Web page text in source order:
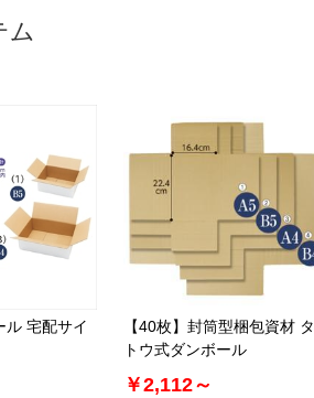
ム
ル 宅配サイ
【40枚】封筒型梱包資材 タ
トウ式ダンボール
￥2,112～